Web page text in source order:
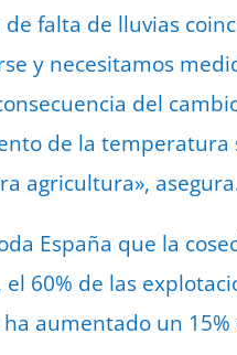
falta de lluvias
y necesitamos
del
de la
agricultura»,
España que la
60% de las
aumentado un